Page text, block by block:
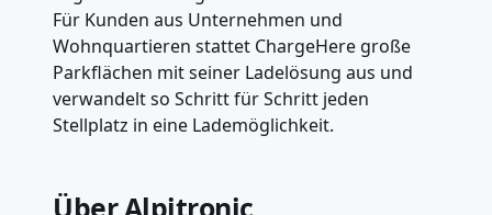
Für Kunden aus Unternehmen und
Wohnquartieren stattet ChargeHere große
Parkflächen mit seiner Ladelösung aus und
verwandelt so Schritt für Schritt jeden
Stellplatz in eine Lademöglichkeit.
Über Alpitronic